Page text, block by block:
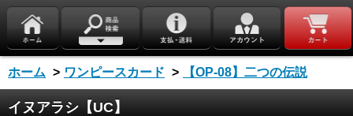
ホーム > ワンピースカード > 【OP-08】二つの伝説
イヌアラシ【UC】